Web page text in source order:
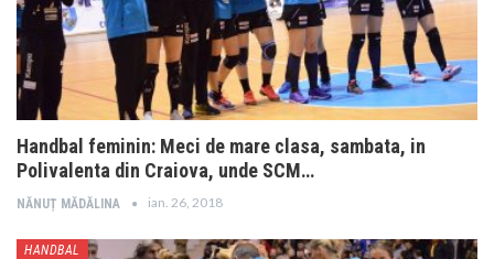
Handbal feminin: Meci de mare clasa, sambata, in
Polivalenta din Craiova, unde SCM…
NĂNUȚ MĂDĂLINA ian. 26, 2018
HANDBAL